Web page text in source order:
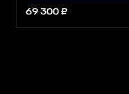
69 300 ₽